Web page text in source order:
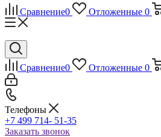
Сравнение0 Отложенные 0
Сравнение0 Отложенные 0
Телефоны
+7 499 714- 51-35
Заказать звонок